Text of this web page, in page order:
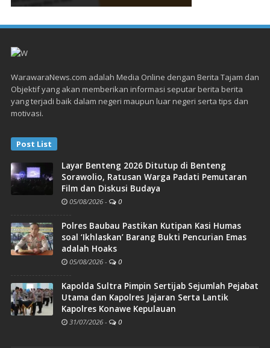
WarawaraNews.com adalah Media Online dengan Berita Tajam dan
Objektif yang akan memberikan informasi seputar berita berita
yang terjadi baik dalam negeri maupun luar negeri serta tips dan
motivasi.
Post List
Layar Benteng 2026 Ditutup di Benteng
Sorawolio, Ratusan Warga Padati Pemutaran
Film dan Diskusi Budaya
05/08/2026 - 0
Polres Baubau Pastikan Kutipan Kasi Humas
soal ‘Ikhlaskan’ Barang Bukti Pencurian Emas
adalah Hoaks
05/08/2026 - 0
Kapolda Sultra Pimpin Sertijab Sejumlah Pejabat
Utama dan Kapolres Jajaran Serta Lantik
Kapolres Konawe Kepulauan
31/07/2026 - 0